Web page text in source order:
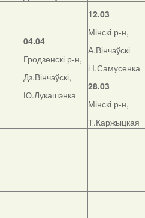
04.04
Гродзенскі р-н,
Дз.Вінчэўскі,
Ю.Лукашэнка
12.03
Мінскі р-н,
А.Вінчэўскі
і І.Самусенка
28.03
Мінскі р-н,
Т.Каржыцкая